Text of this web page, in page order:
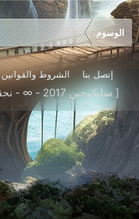
الوسوم
إتصل بنا الشروط والقوانين
[ سايكوجين 2017 - ∞ - نحقق فيما لا تجرأ على التفكير به